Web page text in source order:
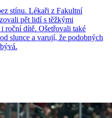
stínu. Lékaři z Fakultní
pět lidí s těžkými
roční dítě. Ošetřovali také
slunce a varují, že podobných